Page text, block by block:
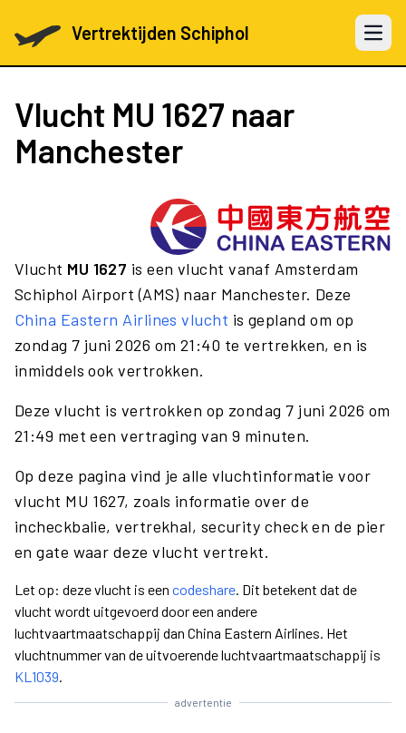
Vertrektijden Schiphol Open
Vlucht MU 1627 naar
Manchester
Vlucht MU 1627 is een vlucht vanaf Amsterdam
Schiphol Airport (AMS) naar Manchester. Deze
China Eastern Airlines vlucht is gepland om op
zondag 7 juni 2026 om 21:40 te vertrekken, en is
inmiddels ook vertrokken.
Deze vlucht is vertrokken op zondag 7 juni 2026 om
21:49 met een vertraging van 9 minuten.
Op deze pagina vind je alle vluchtinformatie voor
vlucht MU 1627, zoals informatie over de
incheckbalie, vertrekhal, security check en de pier
en gate waar deze vlucht vertrekt.
Let op: deze vlucht is een codeshare. Dit betekent dat de
vlucht wordt uitgevoerd door een andere
luchtvaartmaatschappij dan China Eastern Airlines. Het
vluchtnummer van de uitvoerende luchtvaartmaatschappij is
KL1039.
advertentie